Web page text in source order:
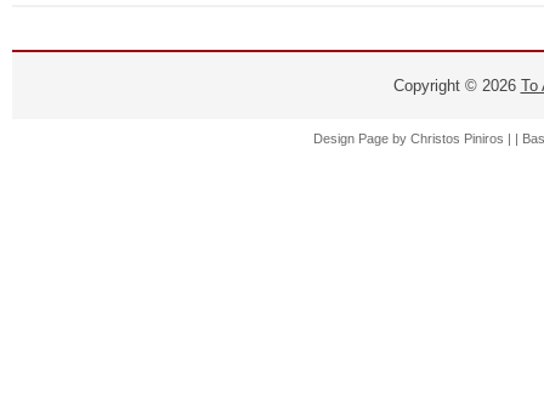
Copyright © 2026 Το
Design Page by Christos Piniros | |